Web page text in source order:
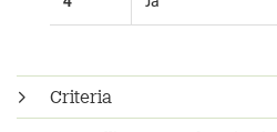
Criteria